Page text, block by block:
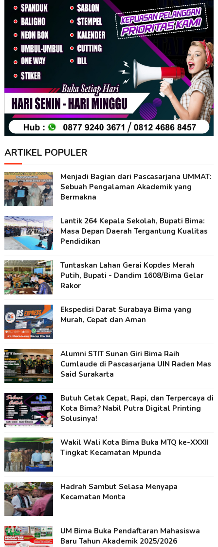
ARTIKEL POPULER
Menjadi Bagian dari Pascasarjana UMMAT:
Sebuah Pengalaman Akademik yang
Bermakna
Lantik 264 Kepala Sekolah, Bupati Bima:
Masa Depan Daerah Tergantung Kualitas
Pendidikan
Tuntaskan Lahan Gerai Kopdes Merah
Putih, Bupati - Dandim 1608/Bima Gelar
Rakor
Ekspedisi Darat Surabaya Bima yang
Murah, Cepat dan Aman
Alumni STIT Sunan Giri Bima Raih
Cumlaude di Pascasarjana UIN Raden Mas
Said Surakarta
Butuh Cetak Cepat, Rapi, dan Terpercaya di
Kota Bima? Nabil Putra Digital Printing
Solusinya!
Wakil Wali Kota Bima Buka MTQ ke-XXXII
Tingkat Kecamatan Mpunda
Hadrah Sambut Selasa Menyapa
Kecamatan Monta
UM Bima Buka Pendaftaran Mahasiswa
Baru Tahun Akademik 2025/2026